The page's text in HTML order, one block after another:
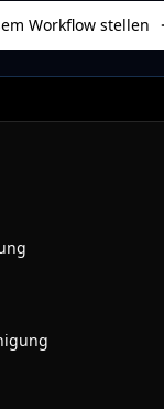
Workflow stellen